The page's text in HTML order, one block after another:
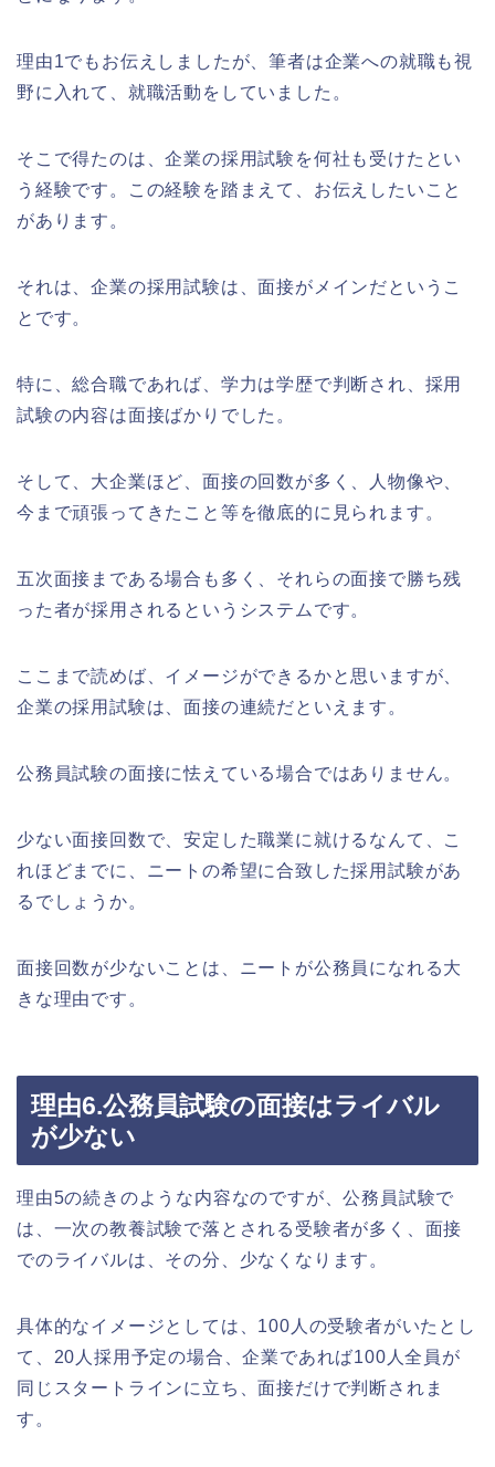
理由1でもお伝えしましたが、筆者は企業への就職も視
野に入れて、就職活動をしていました。
そこで得たのは、企業の採用試験を何社も受けたとい
う経験です。この経験を踏まえて、お伝えしたいこと
があります。
それは、企業の採用試験は、面接がメインだというこ
とです。
特に、総合職であれば、学力は学歴で判断され、採用
試験の内容は面接ばかりでした。
そして、大企業ほど、面接の回数が多く、人物像や、
今まで頑張ってきたこと等を徹底的に見られます。
五次面接まである場合も多く、それらの面接で勝ち残
った者が採用されるというシステムです。
ここまで読めば、イメージができるかと思いますが、
企業の採用試験は、面接の連続だといえます。
公務員試験の面接に怯えている場合ではありません。
少ない面接回数で、安定した職業に就けるなんて、こ
れほどまでに、ニートの希望に合致した採用試験があ
るでしょうか。
面接回数が少ないことは、ニートが公務員になれる大
きな理由です。
理由6.公務員試験の面接はライバル
が少ない
理由5の続きのような内容なのですが、公務員試験で
は、一次の教養試験で落とされる受験者が多く、面接
でのライバルは、その分、少なくなります。
具体的なイメージとしては、100人の受験者がいたとし
て、20人採用予定の場合、企業であれば100人全員が
同じスタートラインに立ち、面接だけで判断されま
す。